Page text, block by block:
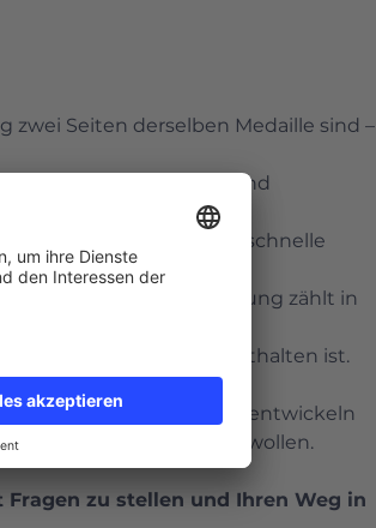
Seiten derselben Medaille sind –
professionelle und
Fixpreise ohne Abo, schnelle
sehen – Ihre Meinung zählt in
und was im Paket enthalten ist.
entwickeln
außen kommunizieren wollen.
zu stellen und Ihren Weg in